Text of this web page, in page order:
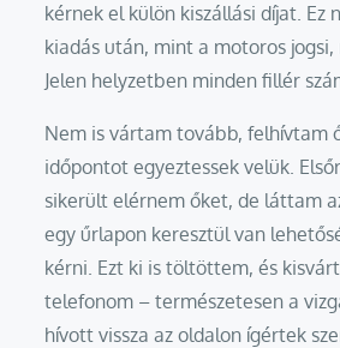
kérnek el külön kiszállási díjat. Ez
kiadás után, mint a motoros
Jelen helyzetben minden fillér
Nem is vártam tovább, felhívtam
időpontot egyeztessek velük.
sikerült elérnem őket, de láttam
egy űrlapon keresztül van
kérni. Ezt ki is töltöttem, és
telefonom – természetesen a
hívott vissza az oldalon ígértek